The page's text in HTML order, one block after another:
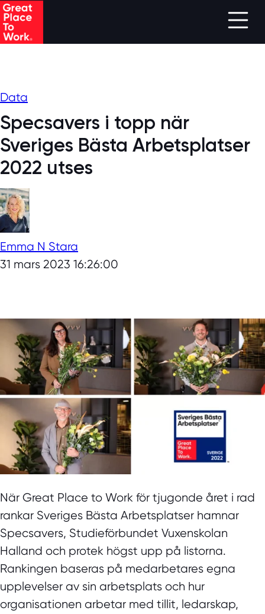
Skip to main content
Data
Specsavers i topp när
Sveriges Bästa Arbetsplatser
2022 utses
Emma N Stara
31 mars 2023 16:26:00
När Great Place to Work för tjugonde året i rad
rankar Sveriges Bästa Arbetsplatser hamnar
Specsavers, Studieförbundet Vuxenskolan
Halland och protek högst upp på listorna.
Rankingen baseras på medarbetares egna
upplevelser av sin arbetsplats och hur
organisationen arbetar med tillit, ledarskap,